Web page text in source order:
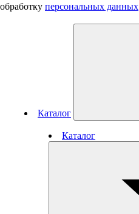
обработку персональных данных
Каталог
Каталог